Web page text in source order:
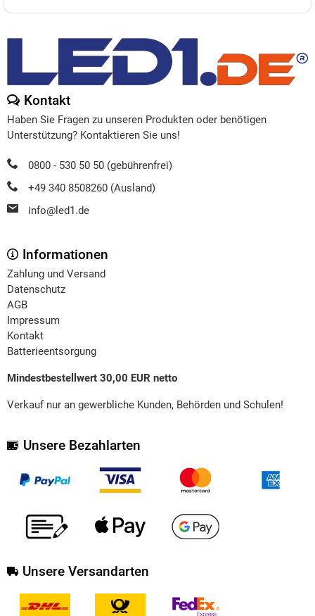
Kontakt
Haben Sie Fragen zu unseren Produkten oder benötigen
Unterstützung? Kontaktieren Sie uns!
0800 - 530 50 50 (gebührenfrei)
+49 340 8508260 (Ausland)
info@led1.de
Informationen
Zahlung und Versand
Datenschutz
AGB
Impressum
Kontakt
Batterieentsorgung
Mindestbestellwert 30,00 EUR netto
Verkauf nur an gewerbliche Kunden, Behörden und Schulen!
Unsere Bezahlarten
Unsere Versandarten